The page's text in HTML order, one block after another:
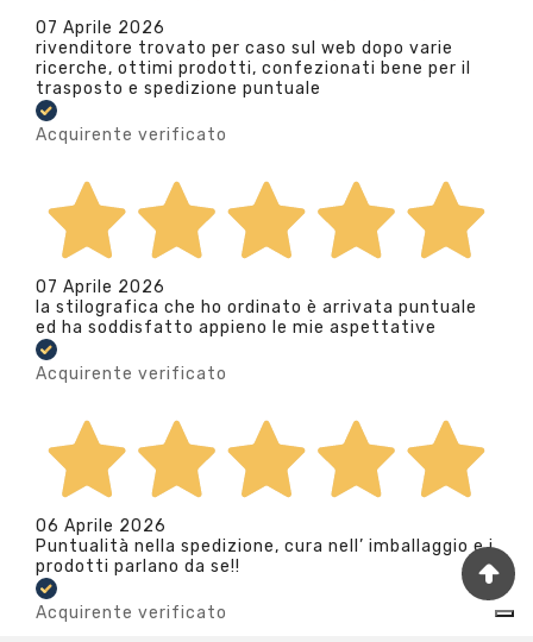
07 Aprile 2026
rivenditore trovato per caso sul web dopo varie
ricerche, ottimi prodotti, confezionati bene per il
trasposto e spedizione puntuale
Acquirente verificato
07 Aprile 2026
la stilografica che ho ordinato è arrivata puntuale
ed ha soddisfatto appieno le mie aspettative
Acquirente verificato
06 Aprile 2026
Puntualità nella spedizione, cura nell’ imballaggio e i
prodotti parlano da se!!
Acquirente verificato